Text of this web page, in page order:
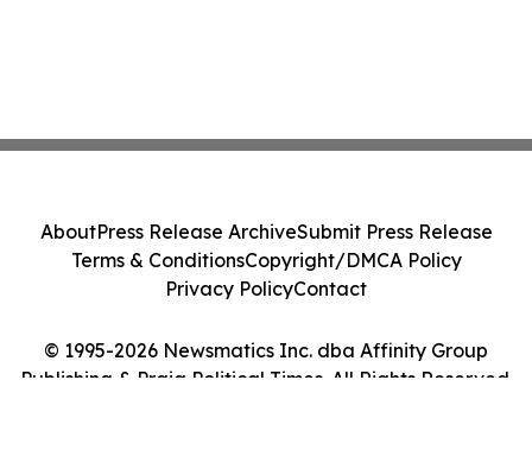
© 1995-2026 Newsmatics Inc. dba Affinity Group
Publishing & Praia Political Times. All Rights Reserved.
AboutPress Release ArchiveSubmit Press Release
Terms & ConditionsCopyright/DMCA Policy
Privacy PolicyContact